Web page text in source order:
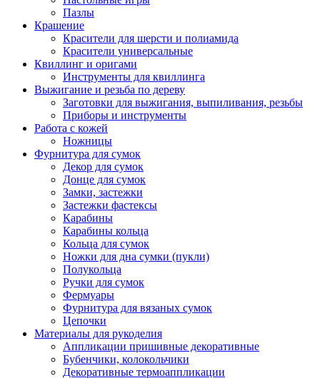
Пазлы
Крашение
Красители для шерсти и полиамида
Красители универсальные
Квиллинг и оригами
Инструменты для квиллинга
Выжигание и резьба по дереву
Заготовки для выжигания, выпиливания, резьбы
Приборы и инструменты
Работа с кожей
Ножницы
Фурнитура для сумок
Декор для сумок
Донце для сумок
Замки, застежки
Застежки фастексы
Карабины
Карабины кольца
Кольца для сумок
Ножки для дна сумки (пукли)
Полукольца
Ручки для сумок
Фермуары
Фурнитура для вязаных сумок
Цепочки
Материалы для рукоделия
Аппликации пришивные декоративные
Бубенчики, колокольчики
Декоративные термоаппликации